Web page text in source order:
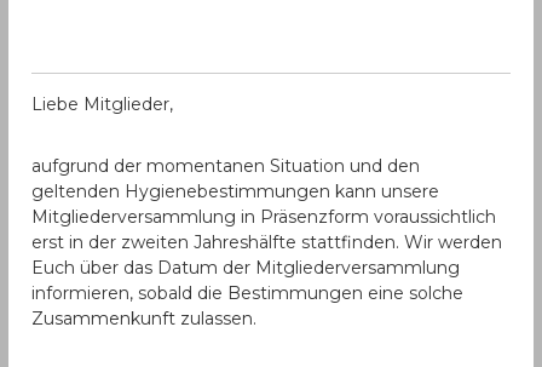
Liebe Mitglieder,
aufgrund der momentanen Situation und den
geltenden Hygienebestimmungen kann unsere
Mitgliederversammlung in Präsenzform voraussichtlich
erst in der zweiten Jahreshälfte stattfinden. Wir werden
Euch über das Datum der Mitgliederversammlung
informieren, sobald die Bestimmungen eine solche
Zusammenkunft zulassen.